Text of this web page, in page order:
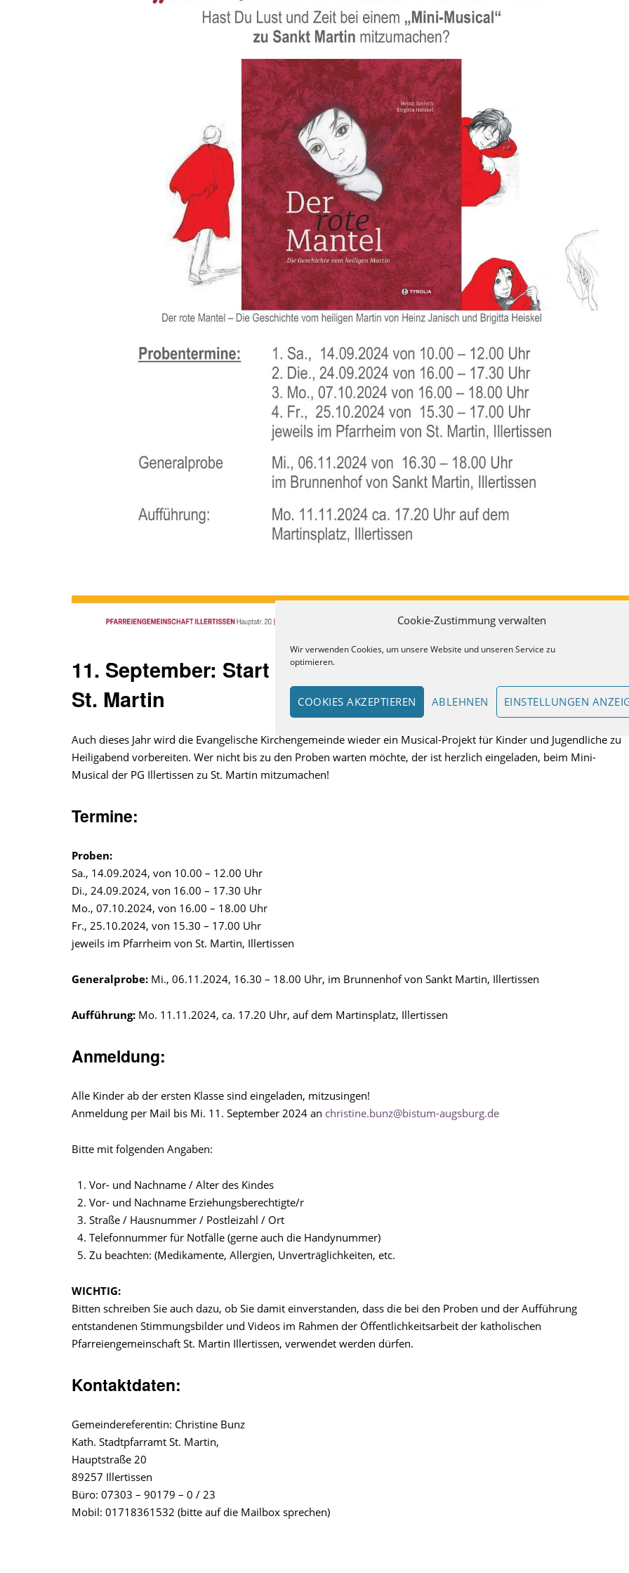
Cookie-Zustimmung verwalten
Wir verwenden Cookies, um unsere Website und unseren Service zu
optimieren.
COOKIES AKZEPTIEREN ABLEHNEN EINSTELLUNGEN
11. September: Start der Proben für das Mini-Musical zu
St. Martin
Auch dieses Jahr wird die Evangelische Kirchengemeinde wieder ein Musical-Projekt für Kinder und Jugendliche zu
Heiligabend vorbereiten. Wer nicht bis zu den Proben warten möchte, der ist herzlich eingeladen, beim Mini-
Musical der PG Illertissen zu St. Martin mitzumachen!
Termine:
Proben:
Sa., 14.09.2024, von 10.00 – 12.00 Uhr
Di., 24.09.2024, von 16.00 – 17.30 Uhr
Mo., 07.10.2024, von 16.00 – 18.00 Uhr
Fr., 25.10.2024, von 15.30 – 17.00 Uhr
jeweils im Pfarrheim von St. Martin, Illertissen
Generalprobe: Mi., 06.11.2024, 16.30 – 18.00 Uhr, im Brunnenhof von Sankt Martin, Illertissen
Aufführung: Mo. 11.11.2024, ca. 17.20 Uhr, auf dem Martinsplatz, Illertissen
Anmeldung:
Alle Kinder ab der ersten Klasse sind eingeladen, mitzusingen!
Anmeldung per Mail bis Mi. 11. September 2024 an christine.bunz@bistum-augsburg.de
Bitte mit folgenden Angaben:
Vor- und Nachname / Alter des Kindes
Vor- und Nachname Erziehungsberechtigte/r
Straße / Hausnummer / Postleizahl / Ort
Telefonnummer für Notfälle (gerne auch die Handynummer)
Zu beachten: (Medikamente, Allergien, Unverträglichkeiten, etc.
WICHTIG:
Bitten schreiben Sie auch dazu, ob Sie damit einverstanden, dass die bei den Proben und der Aufführung
entstandenen Stimmungsbilder und Videos im Rahmen der Öffentlichkeitsarbeit der katholischen
Pfarreiengemeinschaft St. Martin Illertissen, verwendet werden dürfen.
Kontaktdaten:
Gemeindereferentin: Christine Bunz
Kath. Stadtpfarramt St. Martin,
Hauptstraße 20
89257 Illertissen
Büro: 07303 – 90179 – 0 / 23
Mobil: 01718361532 (bitte auf die Mailbox sprechen)